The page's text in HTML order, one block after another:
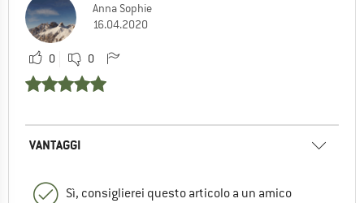
Anna Sophie
16.04.2020
0 0
VANTAGGI
Sì, consiglierei questo articolo a un amico